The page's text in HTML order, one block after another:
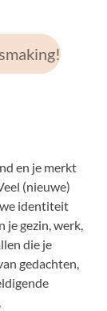
en je merkt
(nieuwe)
identiteit
je gezin, werk,
die je
gedachten,